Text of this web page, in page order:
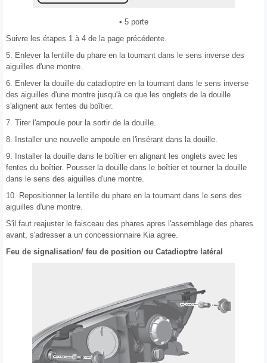
• 5 porte
Suivre les étapes 1 à 4 de la page précédente.
5. Enlever la lentille du phare en la tournant dans le sens inverse des
aiguilles d'une montre.
6. Enlever la douille du catadioptre en la tournant dans le sens inverse
des aiguilles d'une montre jusqu'à ce que les onglets de la douille
s'alignent aux fentes du boîtier.
7. Tirer l'ampoule pour la sortir de la douille.
8. Installer une nouvelle ampoule en l'insérant dans la douille.
9. Installer la douille dans le boîtier en alignant les onglets avec les
fentes du boîtier. Pousser la douille dans le boîtier et tourner la douille
dans le sens des aiguilles d'une montre.
10. Repositionner la lentille du phare en la tournant dans le sens des
aiguilles d'une montre.
S'il faut reajuster le faisceau des phares apres l'assemblage des phares
avant, s'adresser a un concessionnaire Kia agree.
Feu de signalisation/ feu de position ou Catadioptre latéral